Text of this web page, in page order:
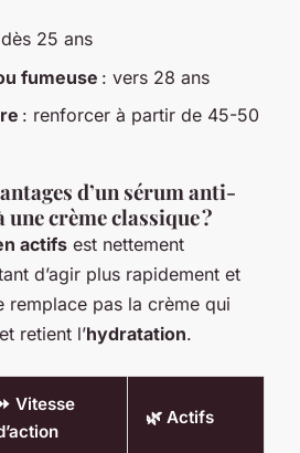
25 ans
fumeuse : vers 28 ans
: renforcer à partir de 45-50
d’un sérum anti-
crème classique ?
actifs est nettement
d’agir plus rapidement et
remplace pas la crème qui
retient l’hydratation.
Vitesse
🌿 Actifs